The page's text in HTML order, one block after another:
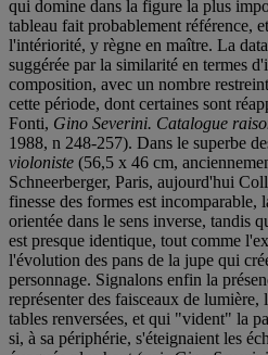
qui domine dans la figure la plus
tableau fait probablement référence,
l'intériorité, y règne en maître. La
suggérée par la similarité en termes
composition, avec un nombre
cette période, dont certaines sont
Fonti, Gino Severini. Catalogue
1988, n 248-257). Dans le superbe
violoniste (56,5 x 46 cm,
Schneerberger, Paris, aujourd'hui
finesse des formes est incomparable,
orientée dans le sens inverse, tandis
est presque identique, tout comme
l'évolution des pans de la jupe qui
personnage. Signalons enfin la
représenter des faisceaux de lumière,
tables renversées, et qui "vident" la
si, à sa périphérie, s'éteignaient les